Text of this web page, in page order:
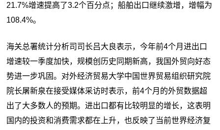
21.7%增速提高了3.2个百分点；船舶出口继续激增，增幅为
108.4%。
海关总署统计分析司司长吕大良表示，今年前4个月进出口
增速较一季度加快，规模创历史同期新高，我国外贸向好态
势进一步巩固。对外经济贸易大学中国世界贸易组织研究院
院长屠新泉在接受媒体采访时表示，前4个月的外贸数据超
出了大多数人的预期。进出口都有比较明显的增长，这表明
国内的投资和消费需求都在上升，也反映了当前世界经济复